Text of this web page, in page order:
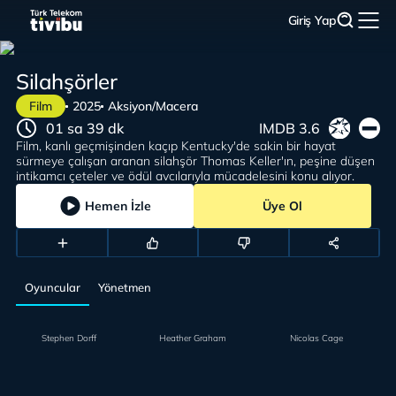
Giriş Yap
Film 2025 Aksiyon/Macera
Silahşörler
Film, kanlı geçmişinden kaçıp Kentucky'de sakin bir hayat
sürmeye çalışan aranan silahşör Thomas Keller'ın, peşine düşen
intikamcı çeteler ve ödül avcılarıyla mücadelesini konu alıyor.
01 sa 39 dk IMDB 3.6
Hemen İzle Üye Ol
Oyuncular Yönetmen
Stephen Dorff Heather Graham Nicolas Cage